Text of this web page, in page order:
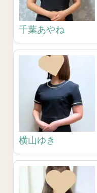
千葉あやね
横山ゆき